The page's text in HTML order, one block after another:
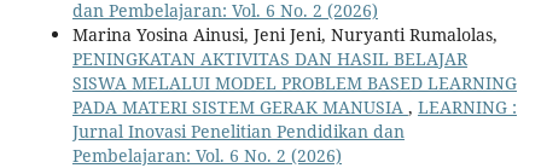
dan Pembelajaran: Vol. 6 No. 2 (2026)
Marina Yosina Ainusi, Jeni Jeni, Nuryanti Rumalolas,
PENINGKATAN AKTIVITAS DAN HASIL BELAJAR
SISWA MELALUI MODEL PROBLEM BASED LEARNING
PADA MATERI SISTEM GERAK MANUSIA , LEARNING :
Jurnal Inovasi Penelitian Pendidikan dan
Pembelajaran: Vol. 6 No. 2 (2026)